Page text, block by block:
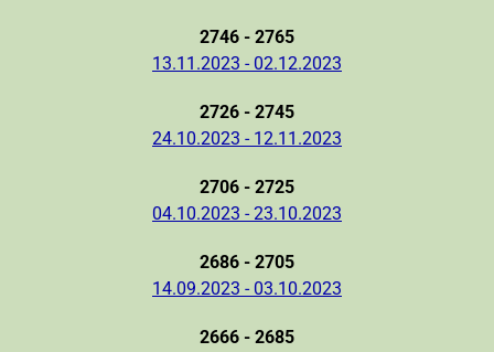
2746 - 2765
13.11.2023 - 02.12.2023
2726 - 2745
24.10.2023 - 12.11.2023
2706 - 2725
04.10.2023 - 23.10.2023
2686 - 2705
14.09.2023 - 03.10.2023
2666 - 2685